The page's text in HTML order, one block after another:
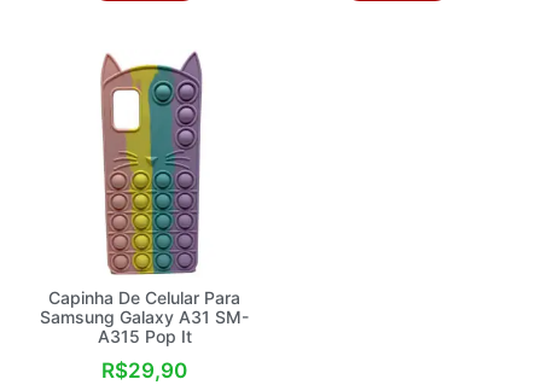
Capinha De Celular Para
Samsung Galaxy A31 SM-
A315 Pop It
R$29,90